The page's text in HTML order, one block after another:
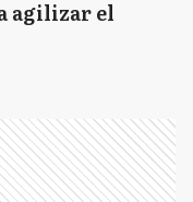
agilizar el